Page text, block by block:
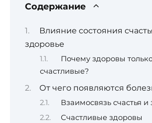
Содержание
Влияние состояния
здоровье
Почему здоровы
счастливые?
От чего появляются
Взаимосвязь счастья и
Счастливые здоровы